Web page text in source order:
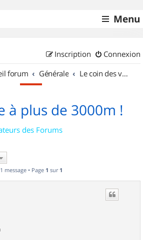
Menu
Connexion
Inscription
forum Générale Le coin des vidéastes
à plus de 3000m !
des Forums
1 message • Page 1 sur 1